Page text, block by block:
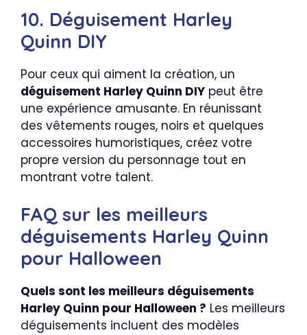
10. Déguisement Harley
Quinn DIY
Pour ceux qui aiment la création, un
déguisement Harley Quinn DIY peut être
une expérience amusante. En réunissant
des vêtements rouges, noirs et quelques
accessoires humoristiques, créez votre
propre version du personnage tout en
montrant votre talent.
FAQ sur les meilleurs
déguisements Harley Quinn
pour Halloween
Quels sont les meilleurs déguisements
Harley Quinn pour Halloween ? Les meilleurs
déguisements incluent des modèles